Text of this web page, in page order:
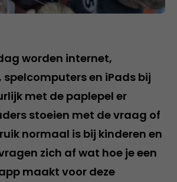
worden internet,
en iPads bij
met de paplepel er
stoeien met de vraag of
normaal is bij kinderen en
zich af wat hoe je een
maakt voor deze